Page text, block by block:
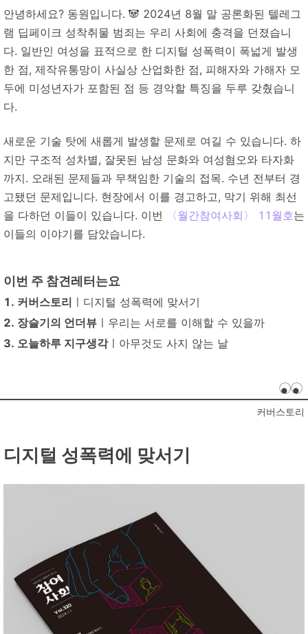
안녕하세요? 동원입니다. 🐼 2024년 8월 말 공론화된 텔레그
램 딥페이크 성착취물 범죄는 우리 사회에 충격을 던졌습니
다. 일반인 여성을 표적으로 한 디지털 성폭력이 폭넓게 발생
한 점, 제작유통망이 사실상 산업화한 점, 피해자와 가해자 모
두에 미성년자가 포함된 점 등 경악할 특징을 두루 갖췄습니
다.
새로운 기술 탓에 새롭게 발생할 문제로 여길 수 있습니다. 하
지만 구조적 성차별, 잘못된 남성 문화와 여성혐오와 타자화
까지. 오래된 문제들과 무책임한 기술의 접목. 수년 전부터 경
고됐던 문제입니다. 현장에서 이를 경고하고, 막기 위해 최선
을 다하던 이들이 있습니다. 이번 〈월간참여사회〉 11월호는
이들의 이야기를 담았습니다.
이번 주 참견레터는요
1. 커버스토리 ㅣ디지털 성폭력에 맞서기
2. 장슬기의 언더뷰 ㅣ우리는 서로를 이해할 수 있을까
3. 오늘하루 지구생각ㅣ아무것도 사지 않는 날
커버스토리
디지털 성폭력에 맞서기